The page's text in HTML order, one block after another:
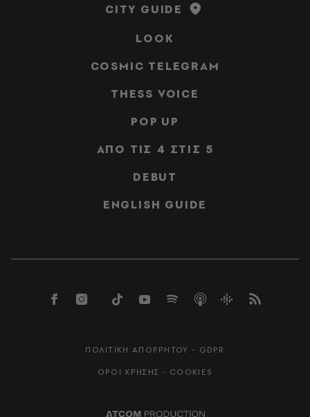
CITY GUIDE
LOOK
COSMIC TELEGRAM
THESS VOICE
POP UP
ΑΠΟ ΤΙΣ 4 ΣΤΙΣ 5
DEBUT
ENGLISH GUIDE
ΠΟΛΙΤΙΚΗ ΑΠΟΡΡΗΤΟΥ - GDPR
ΟΡΟΙ ΧΡΗΣΗΣ - COOKIES